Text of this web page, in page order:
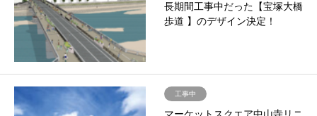
長期間工事中だった【宝塚大橋
歩道 】のデザイン決定！
工事中